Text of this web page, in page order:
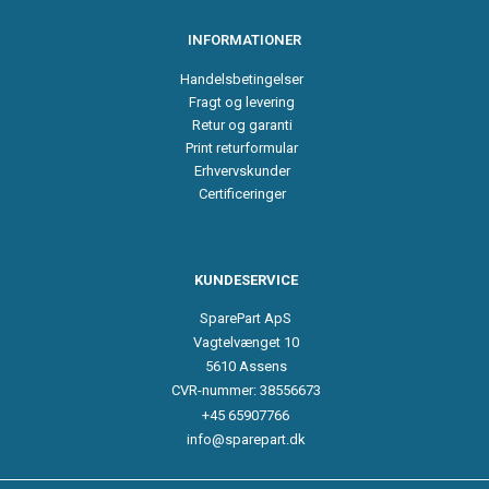
INFORMATIONER
Handelsbetingelser
Fragt og levering
Retur og garanti
Print returformular
Erhvervskunder
Certificeringer
KUNDESERVICE
SparePart ApS
Vagtelvænget 10
5610 Assens
CVR-nummer: 38556673
+45 65907766
info@sparepart.dk